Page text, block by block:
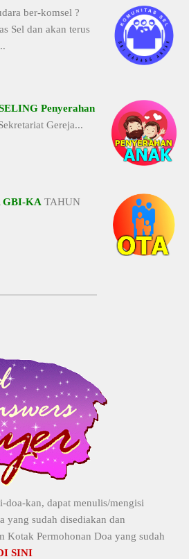
ber-komsel ?
Sel dan akan terus
Penyerahan
Gereja...
GBI-KA TAHUN
doa-kan, dapat menulis/mengisi
yang sudah disediakan dan
Kotak Permohonan Doa yang sudah
SINI